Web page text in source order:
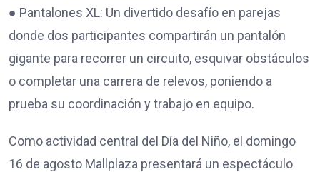
● Pantalones XL: Un divertido desafío en parejas
donde dos participantes compartirán un pantalón
gigante para recorrer un circuito, esquivar obstáculos
o completar una carrera de relevos, poniendo a
prueba su coordinación y trabajo en equipo.
Como actividad central del Día del Niño, el domingo
16 de agosto Mallplaza presentará un espectáculo